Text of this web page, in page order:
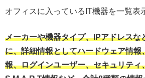
オフィスに入っているIT機器を一覧表
メーカーや機器タイプ、IPアドレスな
に、詳細情報としてハードウェア情報
報、ログインユーザー、セキュリティ